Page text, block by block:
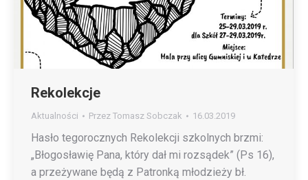
Rekolekcje
Aktualności Przez Tomasz Sobczak 16.03.2019
Hasło tegorocznych Rekolekcji szkolnych brzmi:
„Błogosławię Pana, który dał mi rozsądek” (Ps 16),
a przeżywane będą z Patronką młodzieży bł.